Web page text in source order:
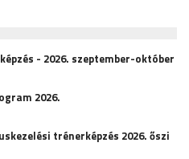
- 2026. szeptember-október
2026.
trénerképzés 2026. őszi